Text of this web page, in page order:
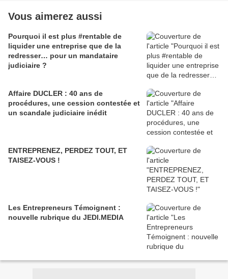
Vous aimerez aussi
Pourquoi il est plus #rentable de
liquider une entreprise que de la
redresser… pour un mandataire
judiciaire ?
Affaire DUCLER : 40 ans de
procédures, une cession contestée et
un scandale judiciaire inédit
ENTREPRENEZ, PERDEZ TOUT, ET
TAISEZ-VOUS !
Les Entrepreneurs Témoignent :
nouvelle rubrique du JEDI.MEDIA